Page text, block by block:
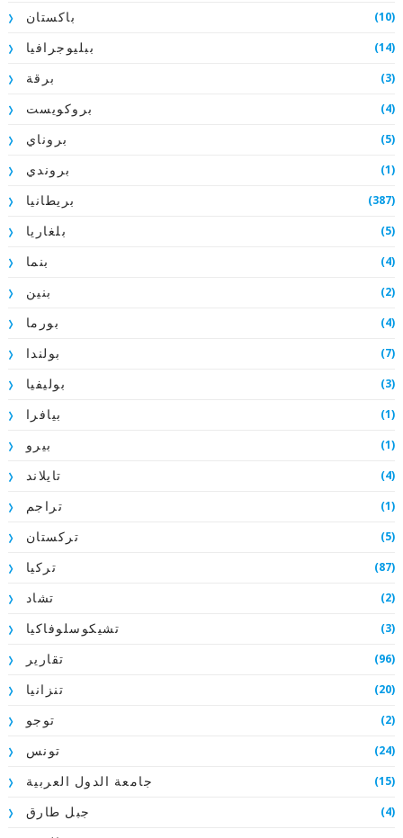
باكستان (10)
ببليوجرافيا (14)
برقة (3)
بروكويست (4)
بروناي (5)
بروندي (1)
بريطانيا (387)
بلغاريا (5)
بنما (4)
بنين (2)
بورما (4)
بولندا (7)
بوليفيا (3)
بيافرا (1)
بيرو (1)
تايلاند (4)
تراجم (1)
تركستان (5)
تركيا (87)
تشاد (2)
تشيكوسلوفاكيا (3)
تقارير (96)
تنزانيا (20)
توجو (2)
تونس (24)
جامعة الدول العربية (15)
جبل طارق (4)